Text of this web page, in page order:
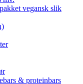
vegansk slik
& proteinbars